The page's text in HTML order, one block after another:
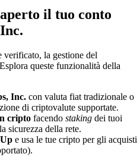
il tuo conto
verificato, la gestione del
queste funzionalità della
Inc. con valuta fiat tradizionale o
di criptovalute supportate.
cripto facendo staking dei tuoi
sicurezza della rete.
e usa le tue cripto per gli acquisti